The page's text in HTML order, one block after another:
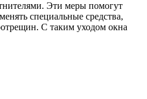
Эти меры помогут
специальные средства,
С таким уходом окна